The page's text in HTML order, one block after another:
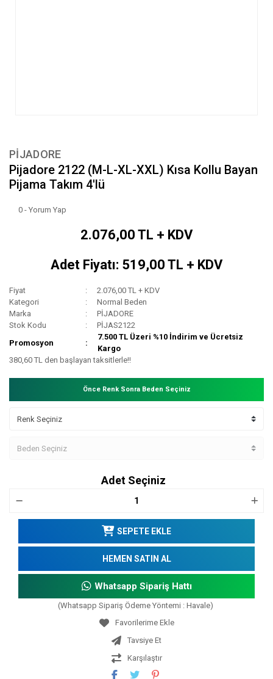
PİJADORE
Pijadore 2122 (M-L-XL-XXL) Kısa Kollu Bayan
Pijama Takım 4'lü
0 - Yorum Yap
2.076,00 TL + KDV
Adet Fiyatı: 519,00 TL + KDV
Fiyat
2.076,00 TL + KDV
Kategori
Normal Beden
Marka
PİJADORE
Stok Kodu
PİJAS2122
Promosyon
7.500 TL Üzeri %10 İndirim ve Ücretsiz
Kargo
380,60 TL den başlayan taksitlerle!!
Önce Renk Sonra Beden Seçiniz
Adet Seçiniz
SEPETE EKLE
HEMEN SATIN AL
Whatsapp Sipariş Hattı
(Whatsapp Sipariş Ödeme Yöntemi : Havale)
Tavsiye Et
Karşılaştır